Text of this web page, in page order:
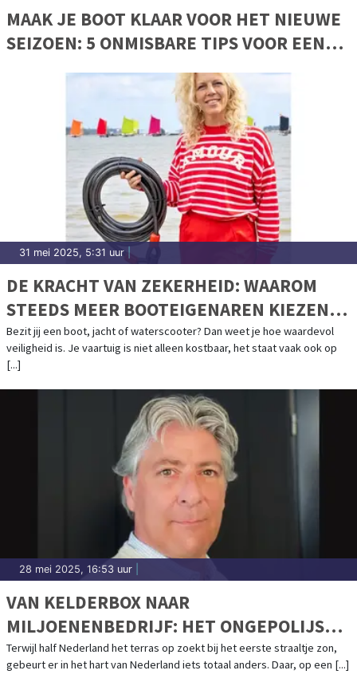
MAAK JE BOOT KLAAR VOOR HET NIEUWE
SEIZOEN: 5 ONMISBARE TIPS VOOR EEN
VEILIGE VAART
31 mei 2025, 5:31 uur
DE KRACHT VAN ZEKERHEID: WAAROM
STEEDS MEER BOOTEIGENAREN KIEZEN
VOOR CAVO KABELSLOTEN
Bezit jij een boot, jacht of waterscooter? Dan weet je hoe waardevol
veiligheid is. Je vaartuig is niet alleen kostbaar, het staat vaak ook op
[...]
28 mei 2025, 16:53 uur
VAN KELDERBOX NAAR
MILJOENENBEDRIJF: HET ONGEPOLIJSTE
SUCCESVERHAAL VAN NAUTICGEAR.NL
Terwijl half Nederland het terras op zoekt bij het eerste straaltje zon,
gebeurt er in het hart van Nederland iets totaal anders. Daar, op een [...]